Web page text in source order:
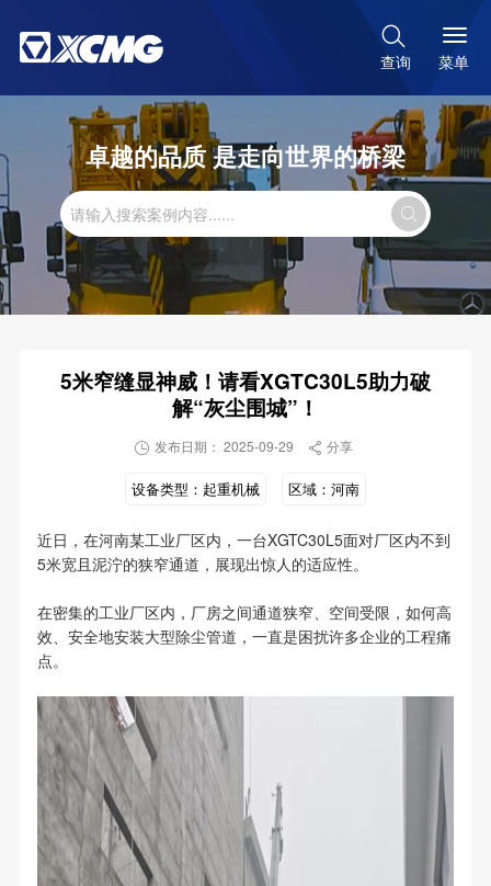

查询 菜单
卓越的品质 是走向世界的桥梁

5米窄缝显神威！请看XGTC30L5助力破
解“灰尘围城”！
 发布日期： 2025-09-29  分享
设备类型： 起重机械 区域： 河南
近日，在河南某工业厂区内，一台XGTC30L5面对厂区内不到
5米宽且泥泞的狭窄通道，展现出惊人的适应性。
在密集的工业厂区内，厂房之间通道狭窄、空间受限，如何高
效、安全地安装大型除尘管道，一直是困扰许多企业的工程痛
点。